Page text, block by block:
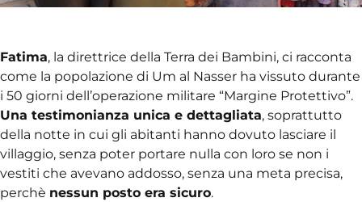
Fatima, la direttrice della Terra dei Bambini, ci racconta
come la popolazione di Um al Nasser ha vissuto durante
i 50 giorni dell’operazione militare “Margine Protettivo”.
Una testimonianza unica e dettagliata, soprattutto
della notte in cui gli abitanti hanno dovuto lasciare il
villaggio, senza poter portare nulla con loro se non i
vestiti che avevano addosso, senza una meta precisa,
perchè nessun posto era sicuro.